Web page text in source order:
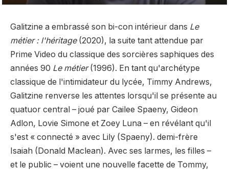
Galitzine a embrassé son bi-con intérieur dans Le
métier : l'héritage (2020), la suite tant attendue par
Prime Video du classique des sorcières saphiques des
années 90 Le métier(1996). En tant qu'archétype
classique de l'intimidateur du lycée, Timmy Andrews,
Galitzine renverse les attentes lorsqu'il se présente au
quatuor central – joué par Cailee Spaeny, Gideon
Adlon, Lovie Simone et Zoey Luna – en révélant qu'il
s'est « connecté » avec Lily (Spaeny). demi-frère
Isaiah (Donald Maclean). Avec ses larmes, les filles –
et le public – voient une nouvelle facette de Tommy,